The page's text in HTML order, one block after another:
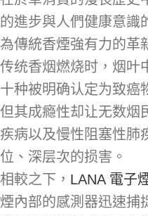
的進步與人們健康意識
為傳統香煙強有力的革
传统香烟燃烧时，烟叶
十种被明确认定为致癌
但其成瘾性却让无数烟
疾病以及慢性阻塞性肺
位、深层次的损害。
相較之下， LANA 電子
煙內部的感測器迅速捕